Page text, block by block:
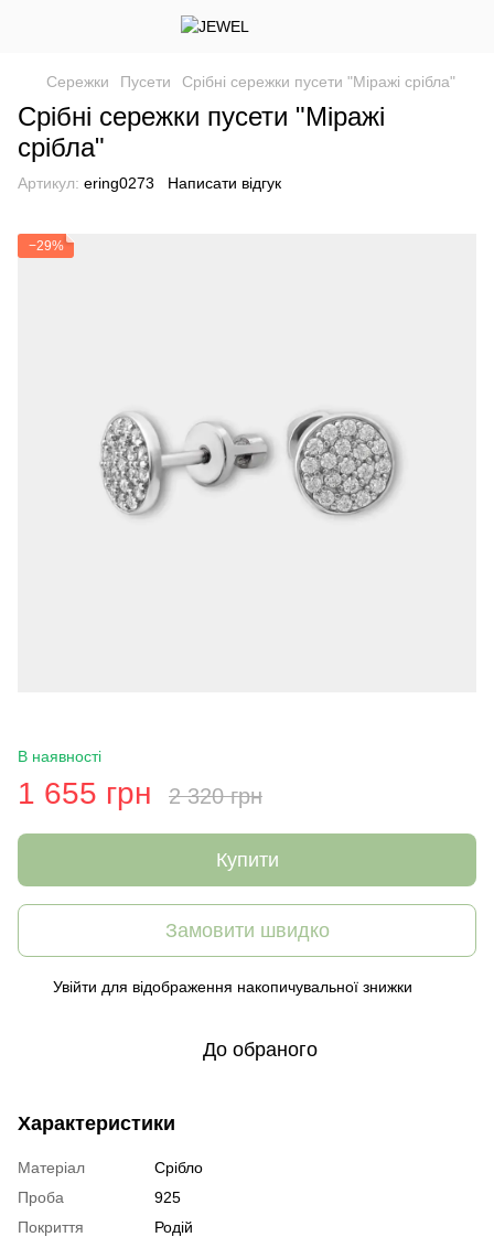
Сережки Пусети Срібні сережки пусети "Міражі срібла"
Срібні сережки пусети "Міражі
срібла"
Артикул: ering0273 Написати відгук
−29%
В наявності
1 655 грн 2 320 грн
Купити
Замовити швидко
Увійти для відображення накопичувальної знижки
До обраного
Характеристики
Матеріал
Срібло
Проба
925
Покриття
Родій